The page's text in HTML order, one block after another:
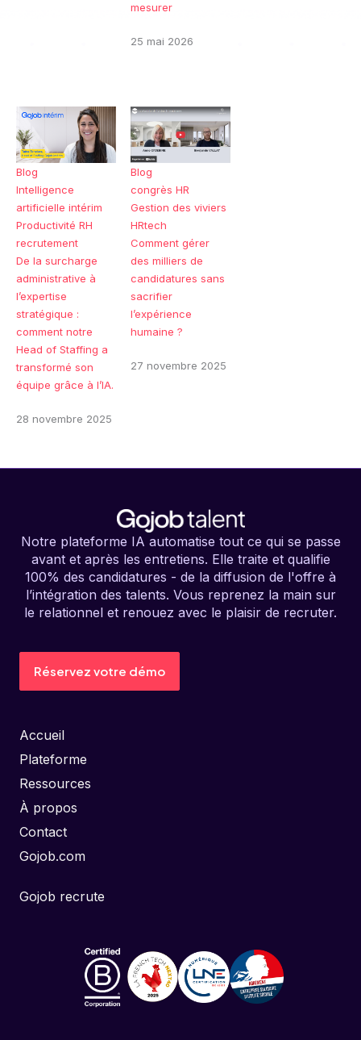
mesurer
25 mai 2026
Blog
Intelligence
artificielle intérim
Productivité RH
recrutement
De la surcharge
administrative à
l’expertise
stratégique :
comment notre
Head of Staffing a
transformé son
équipe grâce à l’IA.
28 novembre 2025
Blog
congrès HR
Gestion des viviers
HRtech
Comment gérer
des milliers de
candidatures sans
sacrifier
l’expérience
humaine ?
27 novembre 2025
Notre plateforme IA automatise tout ce qui se passe
avant et après les entretiens. Elle traite et qualifie
100% des candidatures - de la diffusion de l'offre à
l’intégration des talents. Vous reprenez la main sur
le relationnel et renouez avec le plaisir de recruter.
Réservez votre démo
Accueil
Plateforme
Ressources
À propos
Contact
Gojob.com
Gojob recrute